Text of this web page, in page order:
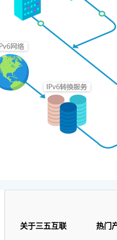
关于三五互联 热门